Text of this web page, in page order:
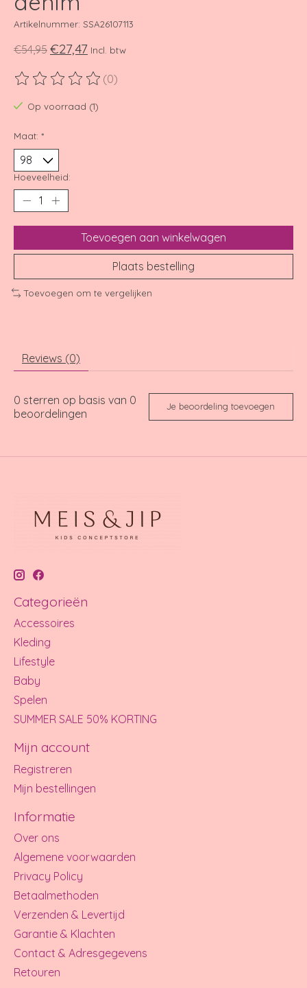
Artikelnummer: SSA26107113
€54,95 €27,47 Incl. btw
De beoordeling van dit product is
(0)
Op voorraad (1)
Maat: *
Hoeveelheid:
Toevoegen aan winkelwagen
Plaats bestelling
Toevoegen om te vergelijken
Reviews (0)
0 sterren op basis van 0
beoordelingen
Je beoordeling toevoegen
Categorieën
Accessoires
Kleding
Lifestyle
Baby
Spelen
SUMMER SALE 50% KORTING
Mijn account
Registreren
Mijn bestellingen
Informatie
Over ons
Algemene voorwaarden
Privacy Policy
Betaalmethoden
Verzenden & Levertijd
Garantie & Klachten
Contact & Adresgegevens
Retouren